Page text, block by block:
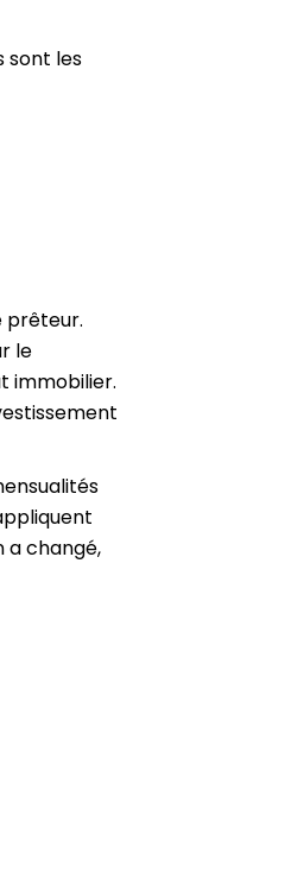
sont les
prêteur.
le
immobilier.
a changé,